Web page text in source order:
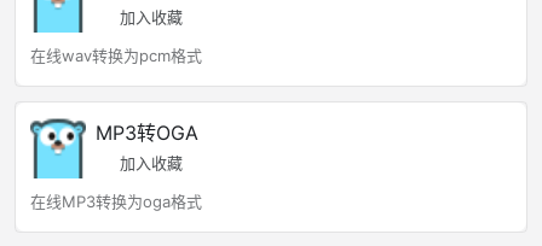
加入收藏
在线wav转换为pcm格式
MP3转OGA
加入收藏
在线MP3转换为oga格式